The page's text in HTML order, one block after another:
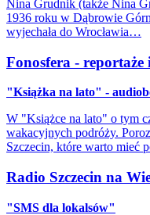
Nina Grudnik (także Nina
1936 roku w Dąbrowie
wyjechała do Wrocławia…
Fonosfera - reportaże
"Książka na lato" -
W "Książce na lato" o tym
wakacyjnych podróży.
Szczecin, które warto mieć
Radio Szczecin na
"SMS dla lokalsów"